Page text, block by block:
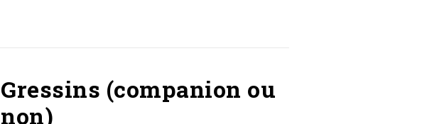
Gressins (companion ou
non)